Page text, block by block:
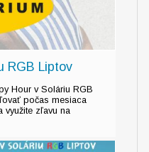
RGB Liptov
Hour v Soláriu RGB
počas mesiaca
využite zľavu na